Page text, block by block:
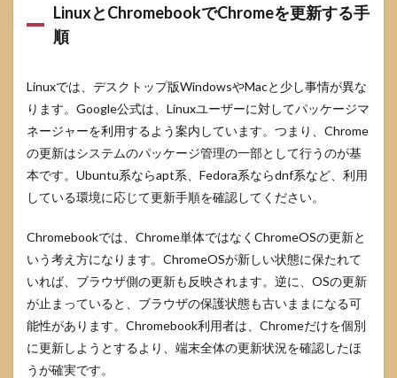
LinuxとChromebookでChromeを更新する手
順
Linuxでは、デスクトップ版WindowsやMacと少し事情が異な
ります。Google公式は、Linuxユーザーに対してパッケージマ
ネージャーを利用するよう案内しています。つまり、Chrome
の更新はシステムのパッケージ管理の一部として行うのが基
本です。Ubuntu系ならapt系、Fedora系ならdnf系など、利用
している環境に応じて更新手順を確認してください。
Chromebookでは、Chrome単体ではなくChromeOSの更新と
いう考え方になります。ChromeOSが新しい状態に保たれて
いれば、ブラウザ側の更新も反映されます。逆に、OSの更新
が止まっていると、ブラウザの保護状態も古いままになる可
能性があります。Chromebook利用者は、Chromeだけを個別
に更新しようとするより、端末全体の更新状況を確認したほ
うが確実です。